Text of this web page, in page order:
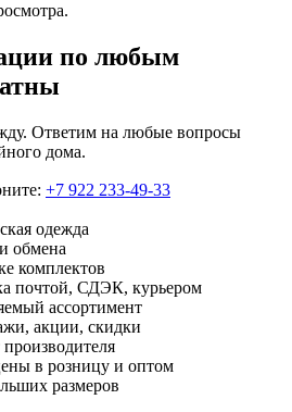
по любым
Ответим на любые вопросы
дома.
+7 922 233-49-33
одежда
обмена
комплектов
почтой, СДЭК, курьером
ассортимент
акции, скидки
в розницу и оптом
размеров